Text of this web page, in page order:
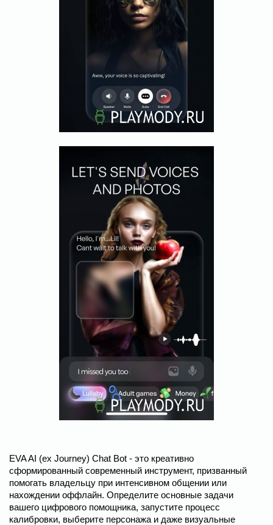
EVA AI (ex Journey) Chat Bot - это креативно
сформированный современный инструмент, призванный
помогать владельцу при интенсивном общении или
нахождении оффлайн. Определите основные задачи
вашего цифрового помощника, запустите процесс
калибровки, выберите персонажа и даже визуальные